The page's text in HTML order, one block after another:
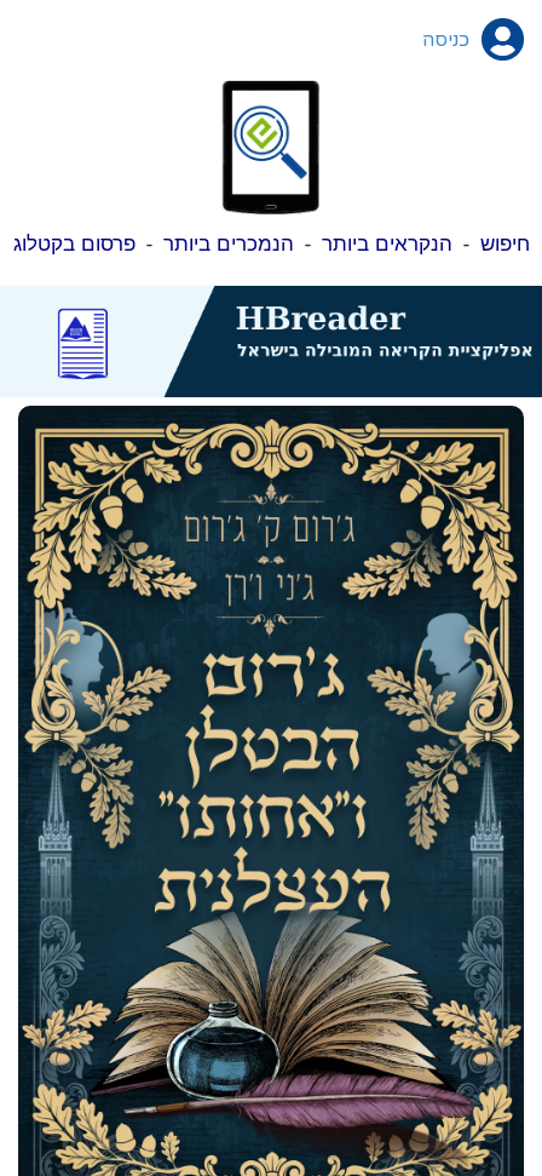
כניסה
חיפוש - הנקראים ביותר - הנמכרים ביותר -פרסום בקטלוג